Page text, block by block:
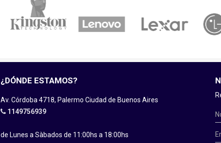
¿DÓNDE ESTAMOS?
Av. Córdoba 4718, Palermo Ciudad de Buenos Aires
1149756939
de Lunes a Sàbados de 11:00hs a 18:00hs